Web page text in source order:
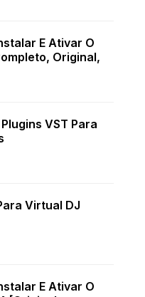
E Ativar O
Original,
VST Para
Virtual DJ
E Ativar O